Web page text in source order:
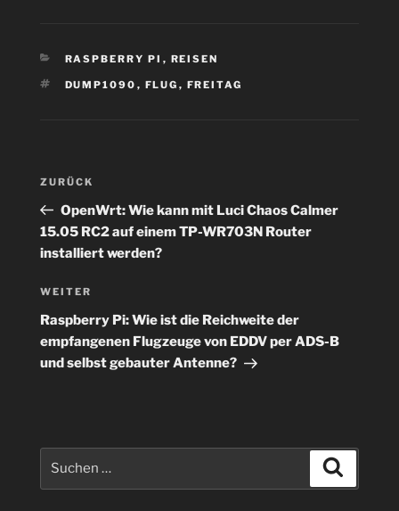
KATEGORIEN
RASPBERRY PI , REISEN
SCHLAGWÖRTER
DUMP1090 , FLUG , FREITAG
Beitragsnavigation
Vorheriger
Beitrag
ZURÜCK
OpenWrt: Wie kann mit Luci Chaos Calmer
15.05 RC2 auf einem TP-WR703N Router
installiert werden?
Nächster
Beitrag
WEITER
Raspberry Pi: Wie ist die Reichweite der
empfangenen Flugzeuge von EDDV per ADS-B
und selbst gebauter Antenne?